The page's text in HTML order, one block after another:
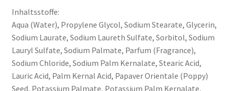
Inhaltsstoffe:
Aqua (Water), Propylene Glycol, Sodium Stearate, Glycerin,
Sodium Laurate, Sodium Laureth Sulfate, Sorbitol, Sodium
Lauryl Sulfate, Sodium Palmate, Parfum (Fragrance),
Sodium Chloride, Sodium Palm Kernalate, Stearic Acid,
Lauric Acid, Palm Kernal Acid, Papaver Orientale (Poppy)
Seed, Potassium Palmate, Potassium Palm Kernalate,